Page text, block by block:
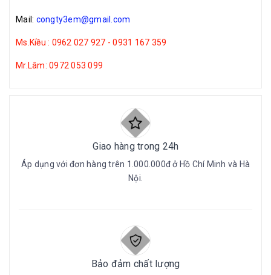
Mail: congty3em@gmail.com
Ms.Kiều : 0962 027 927 - 0931 167 359
Mr.Lâm: 0972 053 099
Giao hàng trong 24h
Áp dụng với đơn hàng trên 1.000.000đ ở Hồ Chí Minh và Hà
Nội.
Bảo đảm chất lượng